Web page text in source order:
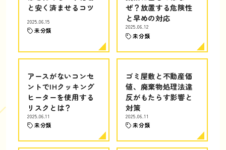
と安く済ませるコツ
2025.06.15
未分類
ぜ？放置する危険性
と早めの対応
2025.06.12
未分類
アースがないコンセ
ントでIHクッキング
ヒーターを使用する
リスクとは？
2025.06.11
未分類
ゴミ屋敷と不動産価
値、廃棄物処理法違
反がもたらす影響と
対策
2025.06.11
未分類